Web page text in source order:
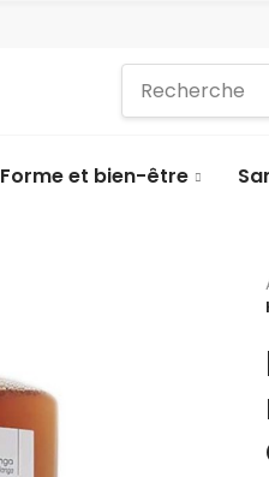
Forme et bien-être